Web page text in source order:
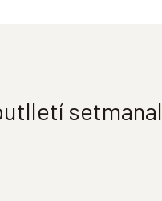
setmanal